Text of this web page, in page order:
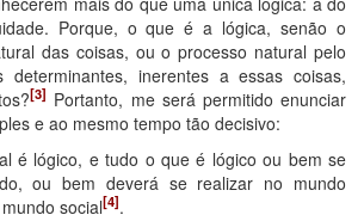
Porque, o que é a lógica, senão o
das coisas, ou o processo natural pelo
determinantes, inerentes a essas coisas,
[3] Portanto, me será permitido enunciar
e ao mesmo tempo tão decisivo:
é lógico, e tudo o que é lógico ou bem se
ou bem deverá se realizar no mundo
social[4].